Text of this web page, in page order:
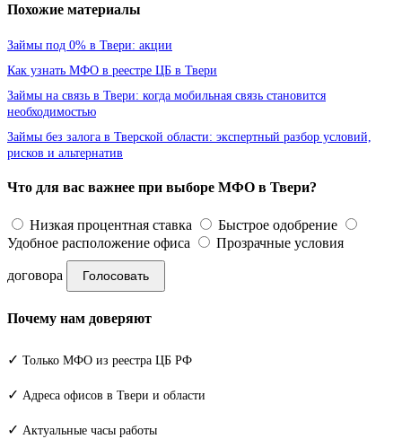
Похожие материалы
Займы под 0% в Твери: акции
Как узнать МФО в реестре ЦБ в Твери
Займы на связь в Твери: когда мобильная связь становится
необходимостью
Займы без залога в Тверской области: экспертный разбор условий,
рисков и альтернатив
Что для вас важнее при выборе МФО в Твери?
Низкая процентная ставка
Быстрое одобрение
Удобное расположение офиса
Прозрачные условия
договора Голосовать
Почему нам доверяют
✓ Только МФО из реестра ЦБ РФ
✓ Адреса офисов в Твери и области
✓ Актуальные часы работы